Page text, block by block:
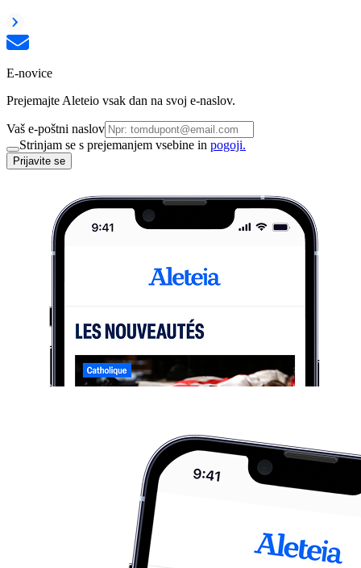
E-novice
Prejemajte Aleteio vsak dan na svoj e-naslov.
Vaš e-poštni naslov
Strinjam se s prejemanjem vsebine in pogoji.
Prijavite se